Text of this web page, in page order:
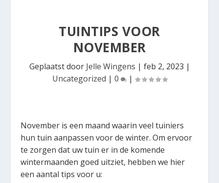
TUINTIPS VOOR
NOVEMBER
Geplaatst door Jelle Wingens | feb 2, 2023 |
Uncategorized | 0 |
November is een maand waarin veel tuiniers
hun tuin aanpassen voor de winter. Om ervoor
te zorgen dat uw tuin er in de komende
wintermaanden goed uitziet, hebben we hier
een aantal tips voor u: